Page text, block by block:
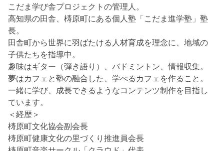
こだま学び舎プロジェクトの管理人。
高知県の田舎、梼原町にある個人塾「こだま進学塾」塾
長。
田舎町から世界に羽ばたける人材育成を理念に、地域の
子供たちを指導中。
趣味はギター（弾き語り）、バドミントン、情報収集。
夢はカフェと塾の融合した、学べるカフェを作ること。
一緒に学び、成長できるようなコンテンツ制作を目指し
ています。
＜経歴＞
梼原町文化協会副会長
梼原町健康文化の里づくり推進員会長